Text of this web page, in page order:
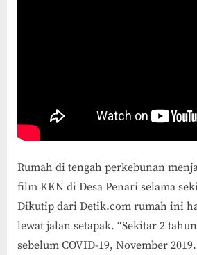
Rumah di tengah perkebunan
film KKN di Desa Penari selama
Dikutip dari Detik.com rumah ini
lewat jalan setapak. “Sekitar 2
sebelum COVID-19, November